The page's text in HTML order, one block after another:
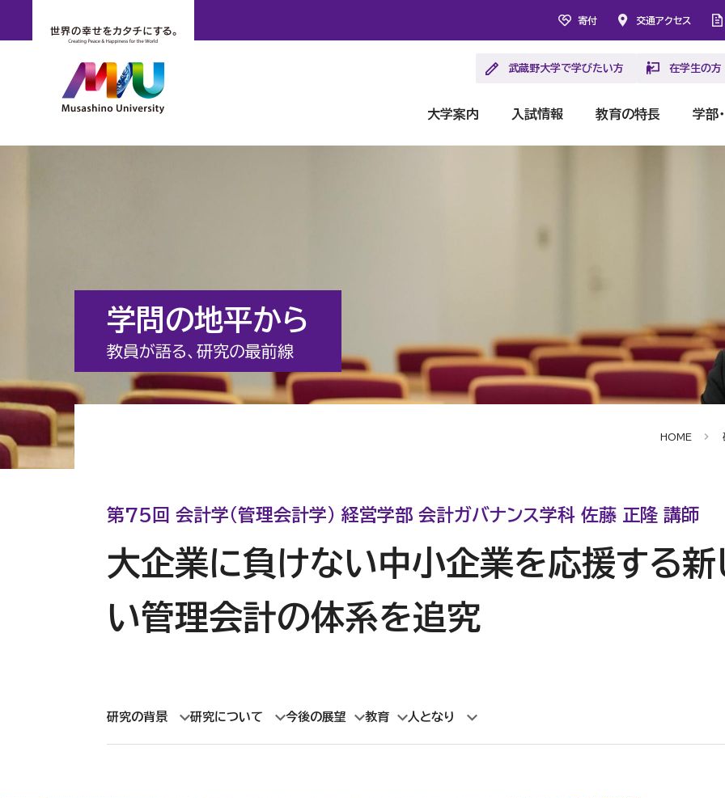
寄付 交通アクセス
武蔵野大学で学びたい方 在学生の方
大学案内 入試情報 教育の特長 学部
学問の地平から
教員が語る、研究の最前線
HOME
第75回 会計学（管理会計学） 経営学部 会計ガバナンス学科 佐藤 正隆 講師
大企業に負けない中小企業を応援する新
い管理会計の体系を追究
研究の背景 研究について 今後の展望 教育 人となり